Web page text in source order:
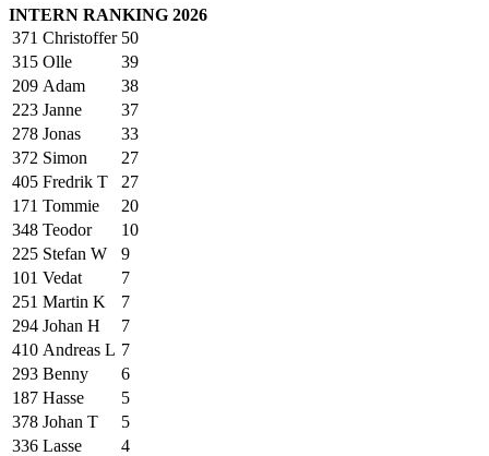
INTERN RANKING 2026
371 Christoffer 50
315 Olle
39
209 Adam
38
223 Janne
37
278 Jonas
33
372 Simon
27
405 Fredrik T
27
171 Tommie
20
348 Teodor
10
225 Stefan W
9
101 Vedat
7
251 Martin K
7
294 Johan H
7
410 Andreas L 7
293 Benny
6
187 Hasse
5
378 Johan T
5
336 Lasse 4